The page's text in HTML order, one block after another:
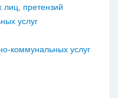
претензий
услуг
коммунальных услуг